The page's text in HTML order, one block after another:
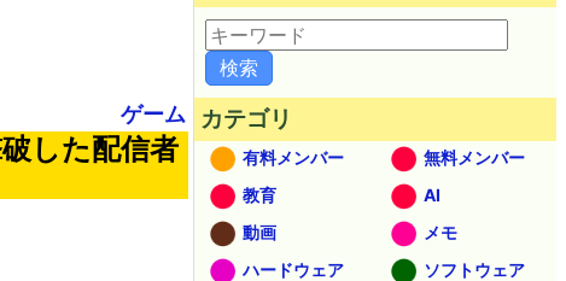
ゲーム
した配信者
カテゴリ
有料メンバー
無料メンバー
教育
AI
動画
メモ
ハードウェア
ソフトウェア